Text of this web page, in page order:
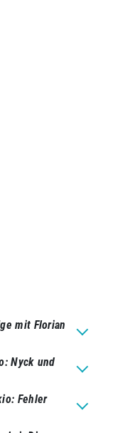
mit Florian
Nyck und
Fehler